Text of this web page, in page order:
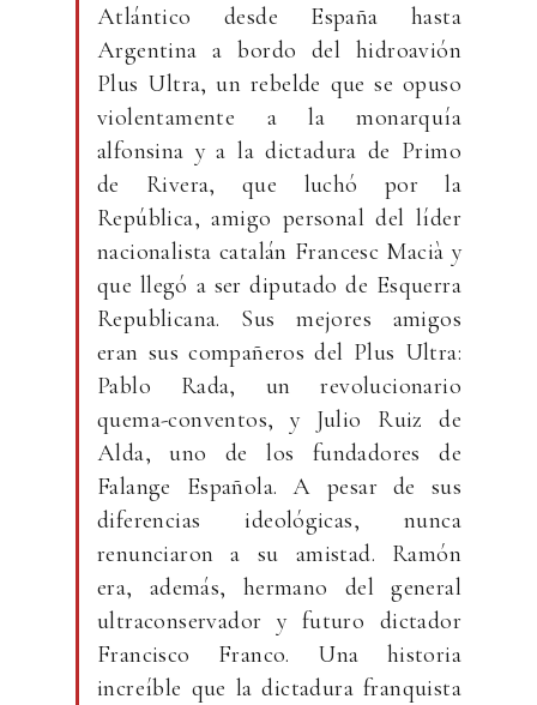
Atlántico desde España hasta
Argentina a bordo del hidroavión
Plus Ultra, un rebelde que se opuso
violentamente a la monarquía
alfonsina y a la dictadura de Primo
de Rivera, que luchó por la
República, amigo personal del líder
nacionalista catalán Francesc Macià y
que llegó a ser diputado de Esquerra
Republicana. Sus mejores amigos
eran sus compañeros del Plus Ultra:
Pablo Rada, un revolucionario
quema-conventos, y Julio Ruiz de
Alda, uno de los fundadores de
Falange Española. A pesar de sus
diferencias ideológicas, nunca
renunciaron a su amistad. Ramón
era, además, hermano del general
ultraconservador y futuro dictador
Francisco Franco. Una historia
increíble que la dictadura franquista